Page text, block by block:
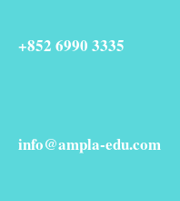
+852 6990 3335
info@ampla-edu.com